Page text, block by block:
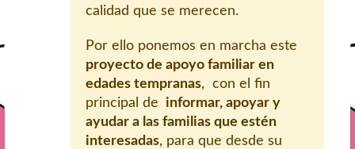
calidad que se merecen.
Por ello ponemos en marcha este
proyecto de apoyo familiar en
edades tempranas, con el fin
principal de
informar, apoyar y
ayudar a las familias que estén
interesadas, para que desde su